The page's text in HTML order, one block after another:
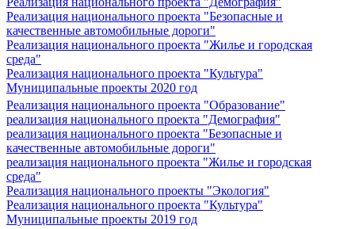
Реализация национального проекта "Безопасные и
качественные автомобильные дороги"
Реализация национального проекта "Жилье и городская
среда"
Реализация национального проекта "Культура"
Муниципальные проекты 2020 год
Реализация национального проекта "Образование"
реализация национального проекта "Демография"
реализация национального проекта "Безопасные и
качественные автомобильные дороги"
реализация национального проекта "Жилье и городская
среда"
Реализация национального проекты "Экология"
Реализация национального проекта "Культура"
Муниципальные проекты 2019 год